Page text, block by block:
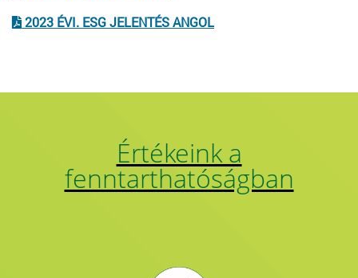
2023 ÉVI. ESG JELENTÉS ANGOL
Értékeink a
fenntarthatóságban